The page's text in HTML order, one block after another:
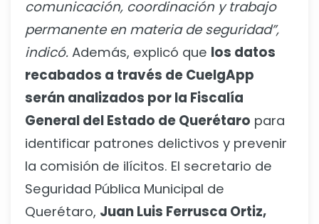
comunicación, coordinación y trabajo
permanente en materia de seguridad”,
indicó. Además, explicó que los datos
recabados a través de CuelgApp
serán analizados por la Fiscalía
General del Estado de Querétaro para
identificar patrones delictivos y prevenir
la comisión de ilícitos. El secretario de
Seguridad Pública Municipal de
Querétaro, Juan Luis Ferrusca Ortiz,